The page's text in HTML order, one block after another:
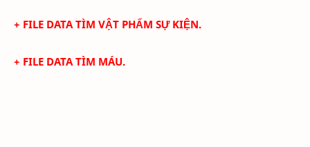
+ FILE DATA TÌM VẬT PHẨM SỰ KIỆN.
+ FILE DATA TÌM MÁU.